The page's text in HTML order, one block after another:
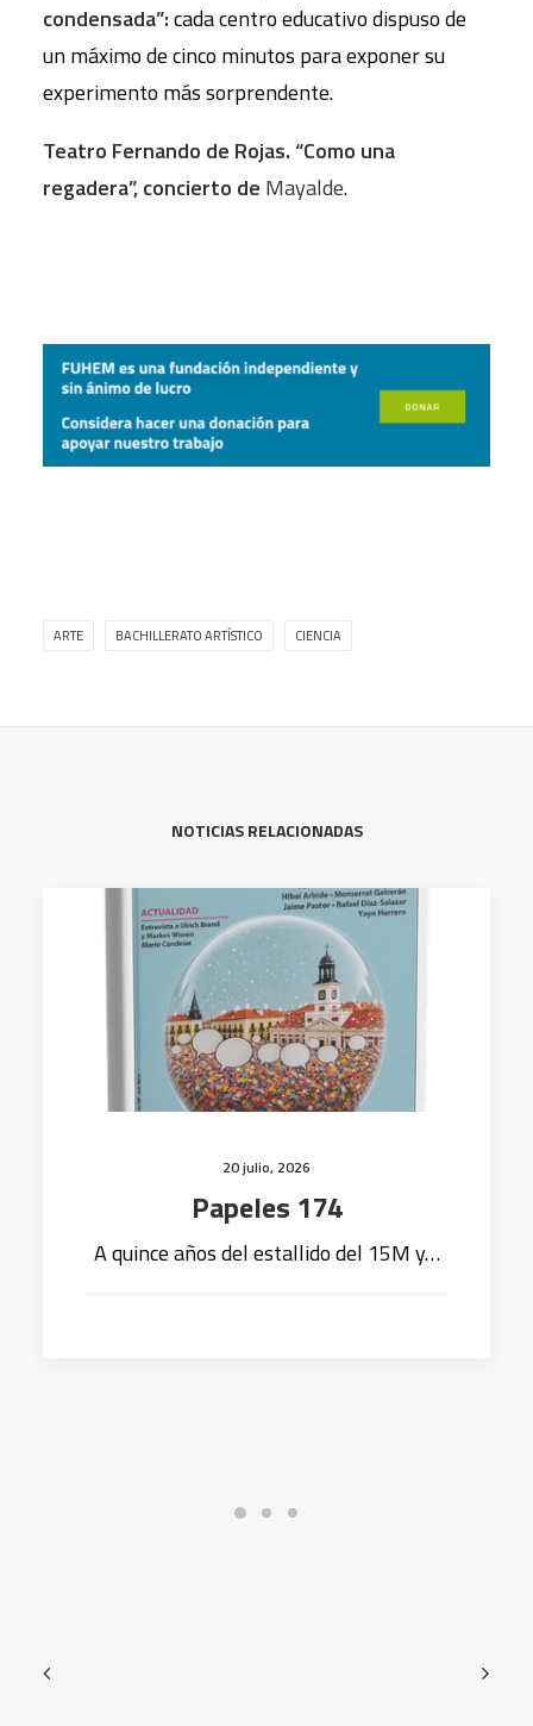
condensada”:cada centro educativo dispuso de
un máximo de cinco minutos para exponer su
experimento más sorprendente.
Teatro Fernando de Rojas. “Como una
regadera”, concierto de Mayalde.
ARTE BACHILLERATO ARTÍSTICO CIENCIA
NOTICIAS RELACIONADAS
20 julio, 2026
Papeles 174
A quince años del estallido del 15M y…